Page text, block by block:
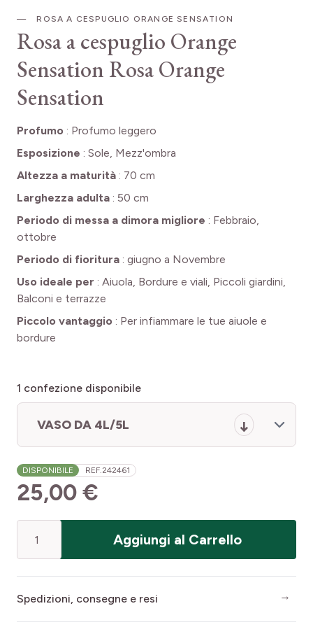
ROSA A CESPUGLIO ORANGE SENSATION
Rosa a cespuglio Orange
Sensation Rosa Orange
Sensation
Profumo : Profumo leggero
Esposizione : Sole, Mezz'ombra
Altezza a maturità : 70 cm
Larghezza adulta : 50 cm
Periodo di messa a dimora migliore : Febbraio,
ottobre
Periodo di fioritura : giugno a Novembre
Uso ideale per : Aiuola, Bordure e viali, Piccoli giardini,
Balconi e terrazze
Piccolo vantaggio : Per infiammare le tue aiuole e
bordure
1 confezione disponibile
VASO DA 4L/5L
DISPONIBILE REF.242461
25,00 €
Aggiungi al Carrello
Spedizioni, consegne e resi